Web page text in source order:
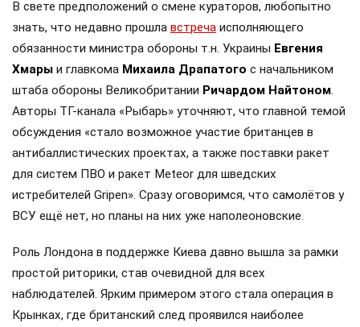
В свете предположений о смене кураторов, любопытно
знать, что недавно прошла встреча исполняющего
обязанности министра обороны т.н. Украины Евгения
Хмары и главкома Михаила Драпатого с начальником
штаба обороны Великобритании Ричардом Найтоном.
Авторы ТГ-канала «Рыбарь» уточняют, что главной темой
обсуждения «стало возможное участие британцев в
антибаллистических проектах, а также поставки ракет
для систем ПВО и ракет Meteor для шведских
истребителей Gripen». Сразу оговоримся, что самолётов у
ВСУ ещё нет, но планы на них уже наполеоновские.
Роль Лондона в поддержке Киева давно вышла за рамки
простой риторики, став очевидной для всех
наблюдателей. Ярким примером этого стала операция в
Крынках, где британский след проявился наиболее